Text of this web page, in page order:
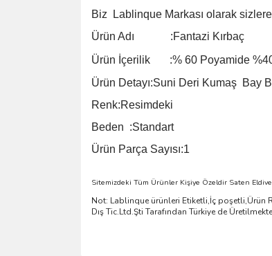
Biz Lablinque Markası olarak sizlere
Ürün Adı :Fantazi Kırbaç
Ürün İçerilik :% 60 Poyamide
Ürün Detayı:Suni Deri Kumaş Bay
Renk:Resimdeki
Beden :Standart
Ürün Parça Sayısı:1
Sitemizdeki Tüm Ürünler Kişiye Özeldir Saten
Not: Lablinque ürünleri Etiketli,İç poşetli,Ürün
DışTic.Ltd.Şti Tarafından Türkiye de Ü